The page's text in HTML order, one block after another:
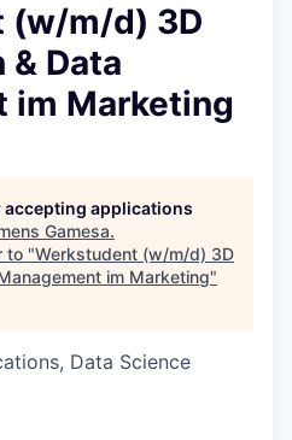
(w/m/d) 3D
Data
im Marketing
applications
Gamesa.
to "Werkstudent (w/m/d) 3D
im Marketing"
Data Science